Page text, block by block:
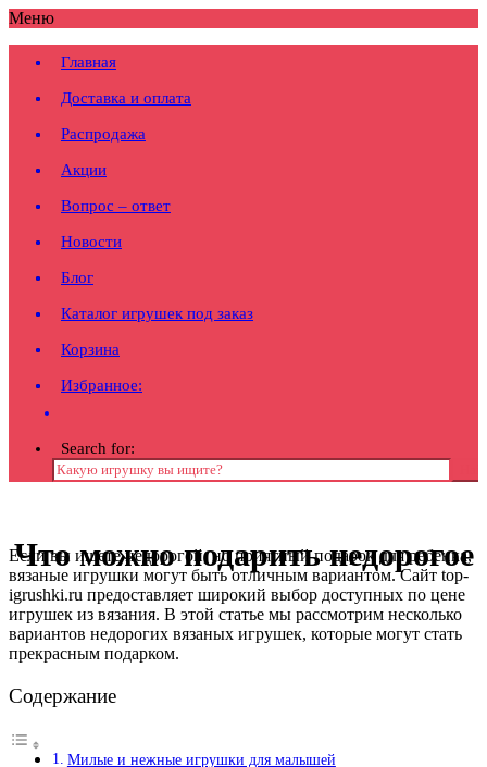
Меню
Главная
Доставка и оплата
Распродажа
Акции
Вопрос – ответ
Новости
Блог
Каталог игрушек под заказ
Корзина
Избранное:
Search for:
Что можно подарить недорогое
Если вы ищете недорогой, но приятный подарок для ребенка,
вязаные игрушки могут быть отличным вариантом. Сайт top-
igrushki.ru предоставляет широкий выбор доступных по цене
игрушек из вязания. В этой статье мы рассмотрим несколько
вариантов недорогих вязаных игрушек, которые могут стать
прекрасным подарком.
Содержание
Милые и нежные игрушки для малышей